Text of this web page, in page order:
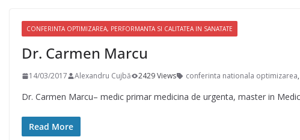
CONFERINTA OPTIMIZAREA, PERFORMANTA SI CALITATEA IN SANATATE
Dr. Carmen Marcu
14/03/2017 Alexandru Cujbă 2429 Views conferinta nationala optimizarea,
Dr. Carmen Marcu– medic primar medicina de urgenta, master in
Read More